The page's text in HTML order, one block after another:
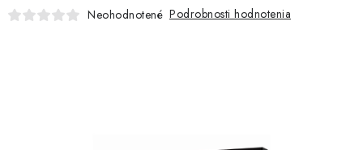
TLAČIARNE
Neohodnotené Podrobnosti hodnotenia